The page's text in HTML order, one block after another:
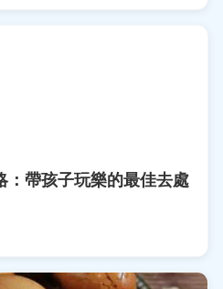
：帶孩子玩樂的最佳去處